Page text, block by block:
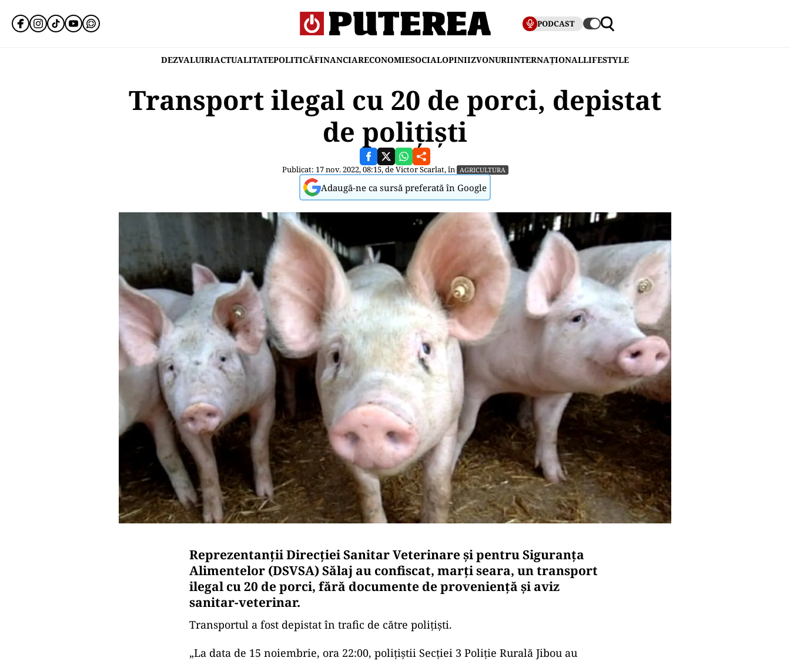
PODCAST
DEZVALUIRIACTUALITATEPOLITICĂFINANCIARECONOMIESOCIALOPINIIZVONURIINTERNAȚIONALLIFESTYLE
Transport ilegal cu 20 de porci, depistat
de polițiști
Publicat: 17 nov. 2022, 08:15, deVictor Scarlat, în AGRICULTURA
Adaugă-ne ca sursă preferată în Google
Reprezentanţii Direcţiei Sanitar Veterinare şi pentru Siguranţa
Alimentelor (DSVSA) Sălaj au confiscat, marţi seara, un transport
ilegal cu 20 de porci, fără documente de provenienţă şi aviz
sanitar-veterinar.
Transportul a fost depistat în trafic de către poliţişti.
„La data de 15 noiembrie, ora 22:00, poliţiştii Secţiei 3 Poliţie Rurală Jibou au